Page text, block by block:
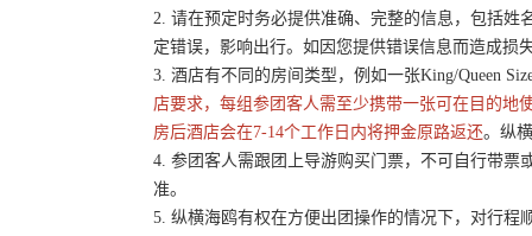
2. 请在预定时务必提供准确、完整的信息，包括
定错误，影响出行。如因您提供错误信息而造成损
3. 酒店有不同的房间类型，例如一张King/Queen
店要求，每组参团客人需至少携带一张可在目的地
房后酒店会在7-14个工作日内将押金原路返还。纵
4. 参团客人需跟团上导游购买门票，不可自行带票
准。
5. 纵横海鸥有权在方便出团操作的情况下，对行